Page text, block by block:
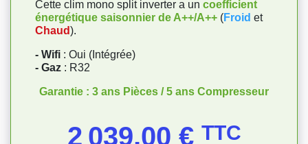
Cette clim mono split inverter a un coefficient
énergétique saisonnier de A++/A++ (Froid et
Chaud).
- Wifi : Oui (Intégrée)
- Gaz : R32
Garantie : 3 ans Pièces / 5 ans Compresseur
2 039,00 € TTC